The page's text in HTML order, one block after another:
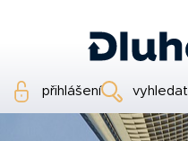
přihlášení vyhledat